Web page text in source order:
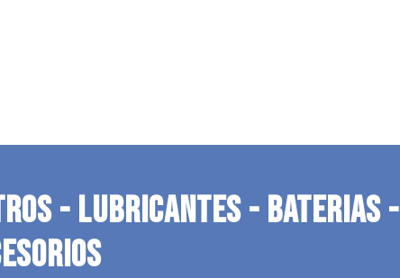
- LUBRICANTES - BATERIAS -